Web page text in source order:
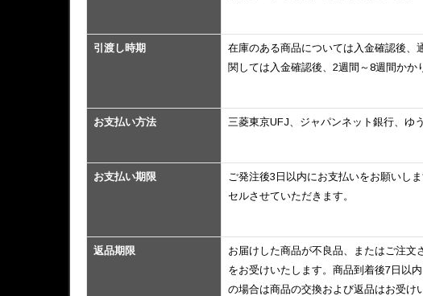
引渡し時期
在庫のある商品については入金確認後、
関しては入金確認後、2週間～8週間かか
お支払い方法 三菱東京UFJ、ジャパンネット銀行、ゆ
お支払い期限
ご発注後3日以内にお支払いをお願いし
セルさせていただきます。
返品期限
お届けした商品が不良品、またはご注文
をお受けいたします。商品到着後7日以
の場合は商品の交換および返品はお受け